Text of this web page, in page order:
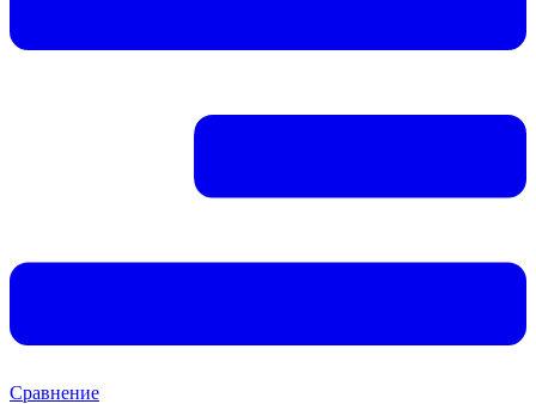
Сравнение